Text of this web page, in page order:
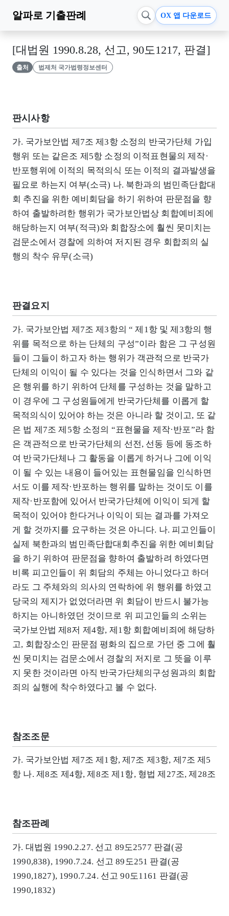
알파로 기출판례 OX 앱 다운로드
[대법원 1990.8.28, 선고, 90도1217, 판결]
출처 법제처 국가법령정보센터
판시사항
가. 국가보안법 제7조 제3항 소정의 반국가단체 가입
행위 또는 같은조 제5항 소정의 이적표현물의 제작·
반포행위에 이적의 목적의식 또는 이적의 결과발생을
필요로 하는지 여부(소극) 나. 북한과의 범민족단합대
회 추진을 위한 예비회담을 하기 위하여 판문점을 향
하여 출발하려한 행위가 국가보안법상 회합예비죄에
해당하는지 여부(적극)와 회합장소에 훨씬 못미치는
검문소에서 경찰에 의하여 저지된 경우 회합죄의 실
행의 착수 유무(소극)
판결요지
가. 국가보안법 제7조 제3항의 “ 제1항 및 제3항의 행
위를 목적으로 하는 단체의 구성”이라 함은 그 구성원
들이 그들이 하고자 하는 행위가 객관적으로 반국가
단체의 이익이 될 수 있다는 것을 인식하면서 그와 같
은 행위를 하기 위하여 단체를 구성하는 것을 말하고
이 경우에 그 구성원들에게 반국가단체를 이롭게 할
목적의식이 있어야 하는 것은 아니라 할 것이고, 또 같
은 법 제7조 제5항 소정의 “표현물을 제작·반포”라 함
은 객관적으로 반국가단체의 선전, 선동 등에 동조하
여 반국가단체나 그 활동을 이롭게 하거나 그에 이익
이 될 수 있는 내용이 들어있는 표현물임을 인식하면
서도 이를 제작·반포하는 행위를 말하는 것이도 이를
제작·반포함에 있어서 반국가단체에 이익이 되게 할
목적이 있어야 한다거나 이익이 되는 결과를 가져오
게 할 것까지를 요구하는 것은 아니다. 나. 피고인들이
실제 북한과의 범민족단합대회추진을 위한 예비회담
을 하기 위하여 판문점을 향하여 출발하려 하였다면
비록 피고인들이 위 회담의 주체는 아니었다고 하더
라도 그 주체와의 의사의 연락하에 위 행위를 하였고
당국의 제지가 없었더라면 위 회담이 반드시 불가능
하지는 아니하였던 것이므로 위 피고인들의 소위는
국가보안법 제8저 제4항, 제1항 회합예비죄에 해당하
고, 회합장소인 판문점 평화의 집으로 가던 중 그에 훨
씬 못미치는 검문소에서 경찰의 저지로 그 뜻을 이루
지 못한 것이라면 아직 반국가단체의구성원과의 회합
죄의 실행에 착수하였다고 볼 수 없다.
참조조문
가. 국가보안법 제7조 제1항, 제7조 제3항, 제7조 제5
항 나. 제8조 제4항, 제8조 제1항, 형법 제27조, 제28조
참조판례
가. 대법원 1990.2.27. 선고 89도2577 판결(공
1990,838), 1990.7.24. 선고 89도251 판결(공
1990,1827), 1990.7.24. 선고 90도1161 판결(공
1990,1832)